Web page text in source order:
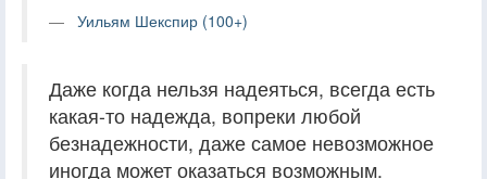
Уильям Шекспир (100+)
Даже когда нельзя надеяться, всегда есть
какая-то надежда, вопреки любой
безнадежности, даже самое невозможное
иногда может оказаться возможным.